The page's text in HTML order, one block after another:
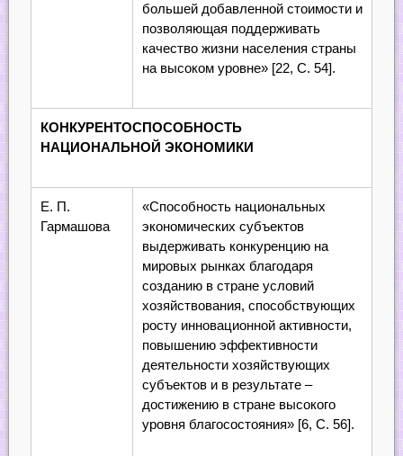
большей добавленной стоимости и
позволяющая поддерживать
качество жизни населения страны
на высоком уровне» [22, С. 54].
КОНКУРЕНТОСПОСОБНОСТЬ
НАЦИОНАЛЬНОЙ ЭКОНОМИКИ
Е. П.
Гармашова
«Способность национальных
экономических субъектов
выдерживать конкуренцию на
мировых рынках благодаря
созданию в стране условий
хозяйствования, способствующих
росту инновационной активности,
повышению эффективности
деятельности хозяйствующих
субъектов и в результате –
достижению в стране высокого
уровня благосостояния» [6, С. 56].